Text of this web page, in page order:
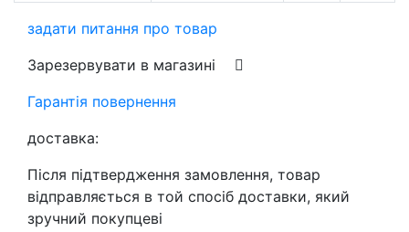
задати питання про товар
Зарезервувати в магазині
Гарантія повернення
доставка:
Після підтвердження замовлення, товар
відправляється в той спосіб доставки, який
зручний покупцеві